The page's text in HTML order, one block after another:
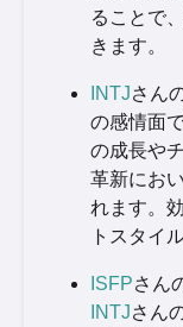
ることで
きます。
INTJさん
の感情面
の成長や
革新にお
れます。
トスタイ
ISFPさん
INTJさん